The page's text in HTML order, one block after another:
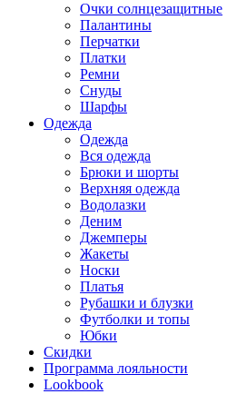
Очки солнцезащитные
Палантины
Перчатки
Платки
Ремни
Снуды
Шарфы
Одежда
Одежда
Вся одежда
Брюки и шорты
Верхняя одежда
Водолазки
Деним
Джемперы
Жакеты
Носки
Платья
Рубашки и блузки
Футболки и топы
Юбки
Скидки
Программа лояльности
Lookbook